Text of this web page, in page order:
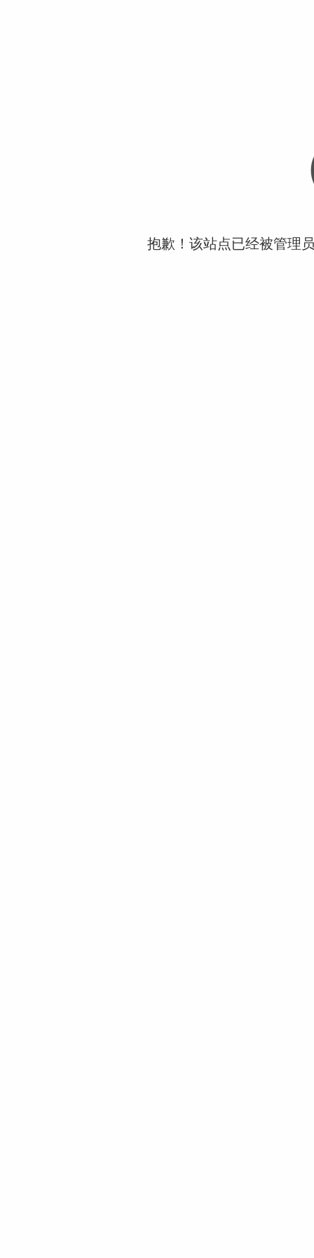
抱歉！该站点已经被管理